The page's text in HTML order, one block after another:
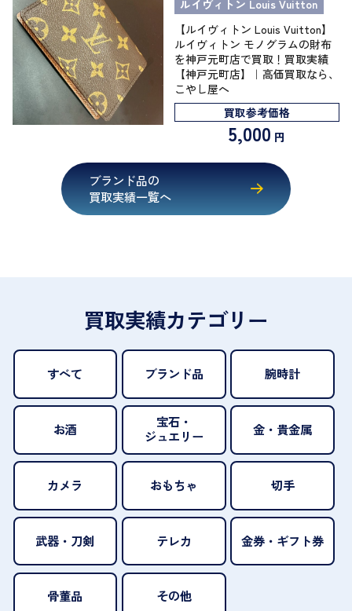
ルイヴィトン Louis Vuitton
【ルイヴィトン Louis Vuitton】
ルイヴィトン モノグラムの財布
を神戸元町店で買取！買取実績
【神戸元町店】｜高価買取なら、
こやし屋へ
買取参考価格
5,000 円
ブランド品の
買取実績一覧へ
買取実績カテゴリー
すべて ブランド品 腕時計
お酒
宝石・
ジュエリー
金・貴金属
カメラ おもちゃ 切手
武器・刀剣 テレカ 金券・ギフト券
骨董品 その他